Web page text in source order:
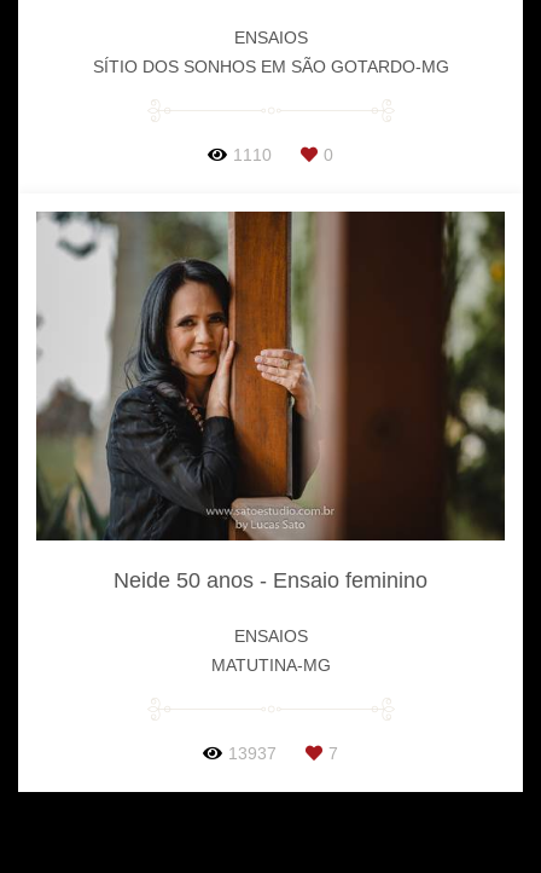
ENSAIOS
SÍTIO DOS SONHOS EM SÃO GOTARDO-MG
1110 0
Neide 50 anos - Ensaio feminino
ENSAIOS
MATUTINA-MG
13937 7